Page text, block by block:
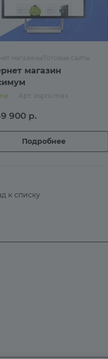
магазины/Готовые сайты
магазин
Арт. aspro.max
900 р.
Подробнее
к списку